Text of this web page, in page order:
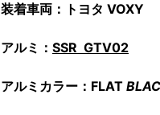
装着車両：トヨタ VOXY
アルミ： SSR GTV02
アルミカラー：FLAT